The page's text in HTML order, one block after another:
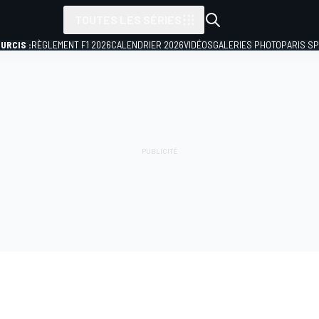
:RÈGLEMENT F1 2026CALENDRIER 2026VIDÉOSGALERIES PHOTOPARIS